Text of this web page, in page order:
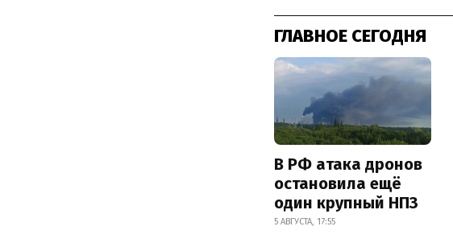
ГЛАВНОЕ СЕГОДНЯ
В РФ атака дронов
остановила ещё
один крупный НПЗ
5 АВГУСТА, 17:55